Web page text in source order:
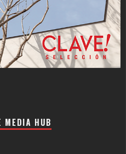
MEDIA HUB